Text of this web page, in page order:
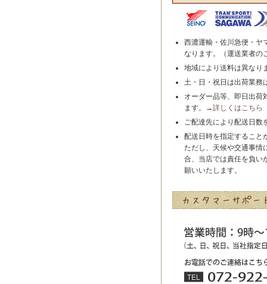
西濃運輸・佐川急便・ヤ
なります。（運送業者の
地域により送料は異なり
土・日・祝日は出荷業務
オーダー品等、即日出荷
ます。→詳しくはこちら
ご配達先により配送日数
配送日時を指定すること
ただし、天候や交通事情
合、当店では責任を負い
願いいたします。